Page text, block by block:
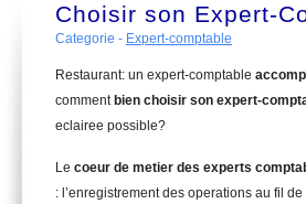
Choisir son Expert-
Categorie - Expert-comptable
Restaurant: un expert-comptable
comment bien choisir son expert-
eclairee possible?
Le coeur de metier des experts
: l’enregistrement des operations au fil